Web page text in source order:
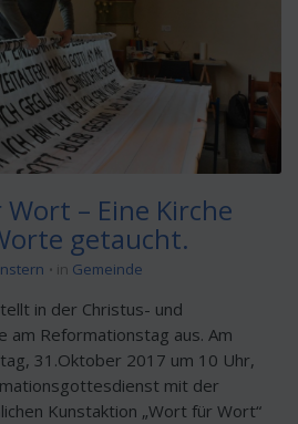
– Eine Kirche
getaucht.
in Gemeinde
in der Christus- und
am Reformationstag aus. Am
31.Oktober 2017 um 10 Uhr,
mit der
Kunstaktion „Wort für Wort“